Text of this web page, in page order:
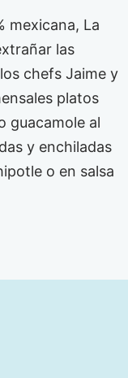
mexicana, La
las
chefs Jaime y
platos
guacamole al
y enchiladas
o en salsa